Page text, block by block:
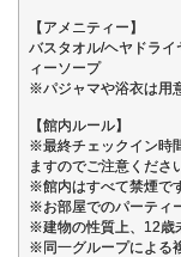
【アメニティー】
バスタオル/ヘヤドラ
ィーソープ
※パジャマや浴衣は用
【館内ルール】
※最終チェックイン時
ますのでご注意くださ
※館内はすべて禁煙で
※お部屋でのパーティ
※建物の性質上、12歳
※同一グループによる